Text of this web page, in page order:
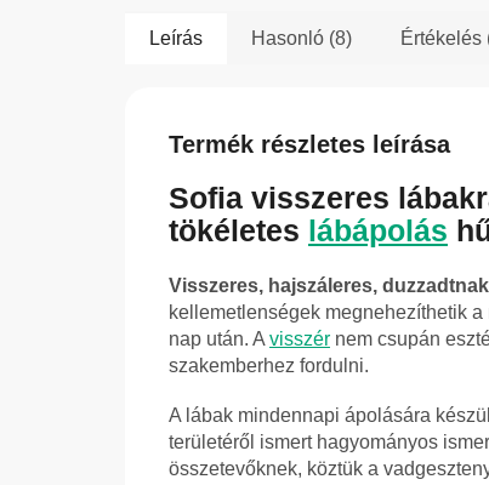
Leírás Hasonló (8) Értékelés
Termék részletes leírása
Sofia visszeres
tökéletes lábápolás
Visszeres, hajszáleres,
kellemetlenségek megnehezíthetik
nap után. A visszér nem csupán
szakemberhez fordulni.
A lábak mindennapi ápolására
területéről ismert hagyományos
összetevőknek, köztük a